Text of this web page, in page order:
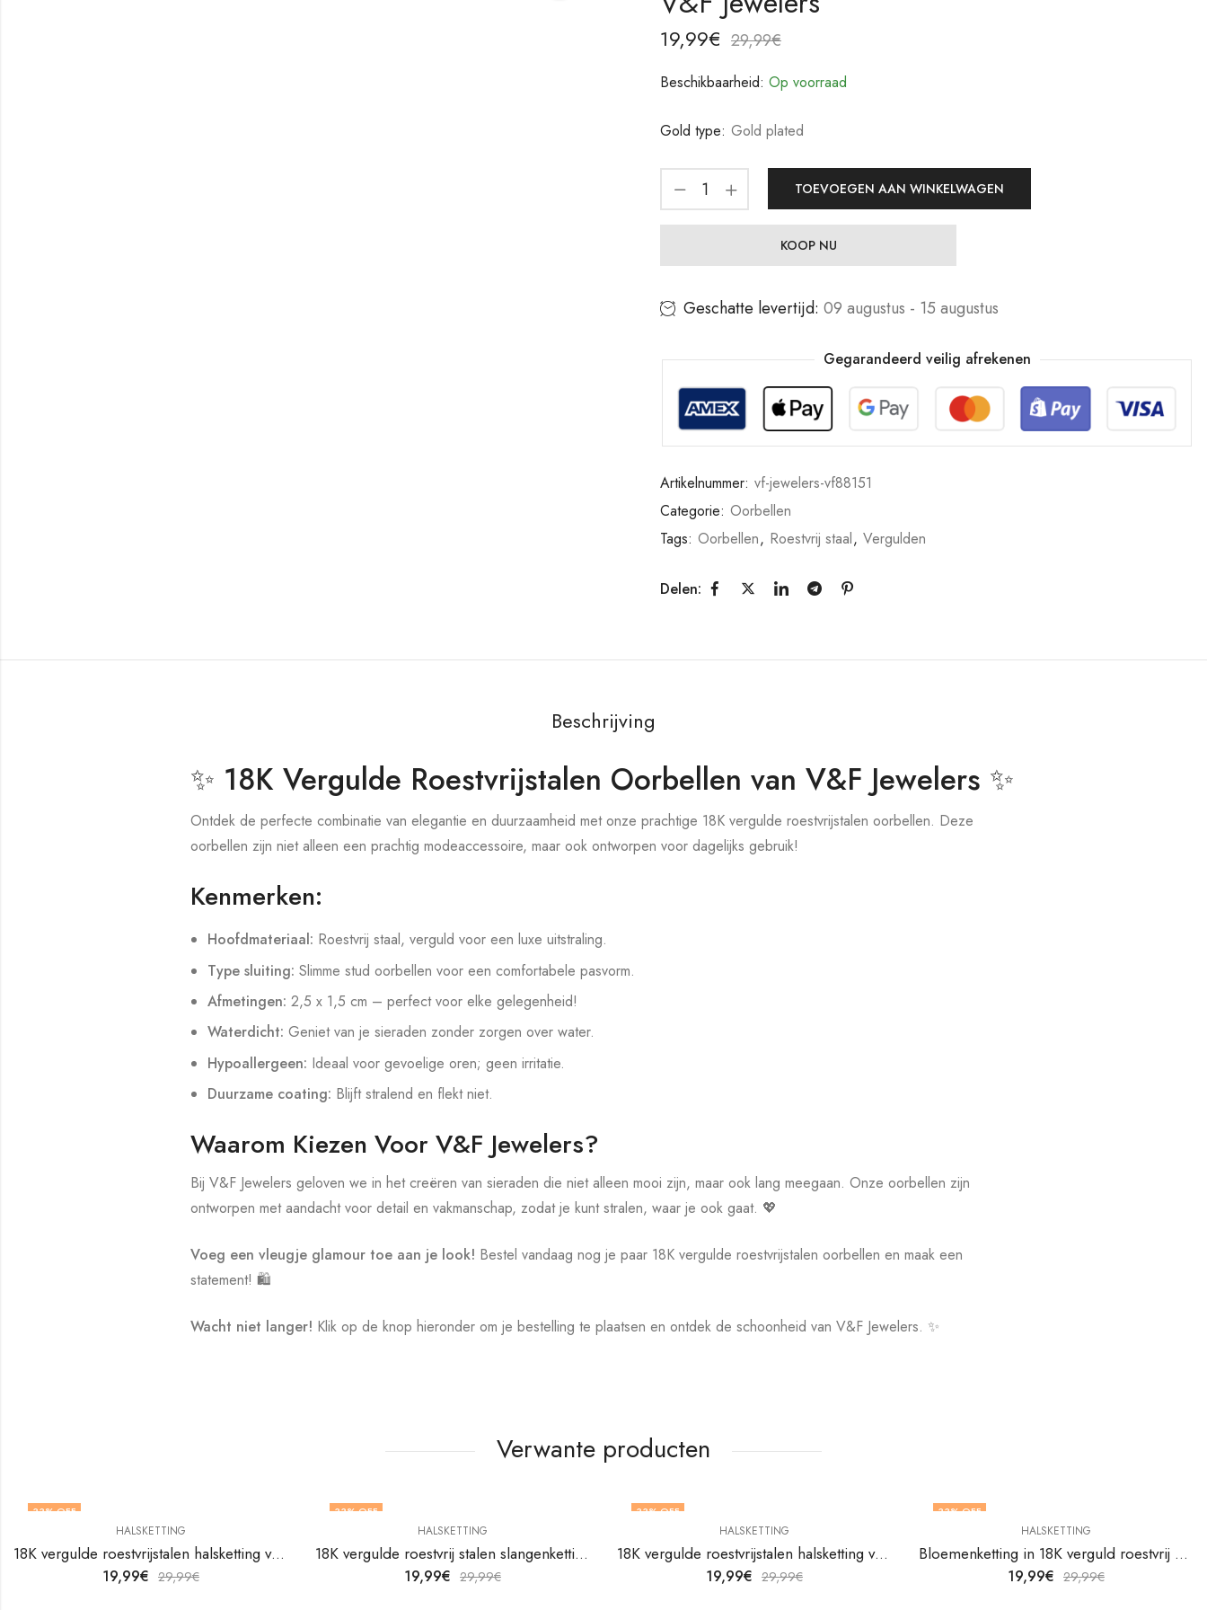
19,99€ 29,99€
Beschikbaarheid: Op voorraad
Gold type: Gold plated
TOEVOEGEN AAN WINKELWAGEN
KOOP NU
Geschatte levertijd: 09 augustus - 15 augustus
Gegarandeerd veilig afrekenen
Artikelnummer: vf-jewelers-vf88151
Categorie: Oorbellen
Tags: Oorbellen, Roestvrij staal, Vergulden
Delen:
Beschrijving
✨ 18K Vergulde Roestvrijstalen Oorbellen van V&F Jewelers ✨
Ontdek de perfecte combinatie van elegantie en duurzaamheid met onze prachtige 18K vergulde roestvrijstalen oorbellen. Deze
oorbellen zijn niet alleen een prachtig modeaccessoire, maar ook ontworpen voor dagelijks gebruik!
Kenmerken:
Hoofdmateriaal: Roestvrij staal, verguld voor een luxe uitstraling.
Type sluiting: Slimme stud oorbellen voor een comfortabele pasvorm.
Afmetingen: 2,5 x 1,5 cm – perfect voor elke gelegenheid!
Waterdicht: Geniet van je sieraden zonder zorgen over water.
Hypoallergeen: Ideaal voor gevoelige oren; geen irritatie.
Duurzame coating: Blijft stralend en flekt niet.
Waarom Kiezen Voor V&F Jewelers?
Bij V&F Jewelers geloven we in het creëren van sieraden die niet alleen mooi zijn, maar ook lang meegaan. Onze oorbellen zijn
ontworpen met aandacht voor detail en vakmanschap, zodat je kunt stralen, waar je ook gaat. 💖
Voeg een vleugje glamour toe aan je look! Bestel vandaag nog je paar 18K vergulde roestvrijstalen oorbellen en maak een
statement! 🛍️
Wacht niet langer! Klik op de knop hieronder om je bestelling te plaatsen en ontdek de schoonheid van V&F Jewelers. ✨
Verwante producten
33% OFF
HALSKETTING
18K vergulde roestvrijstalen halsketting van V&F Juweliers
19,99€ 29,99€
33% OFF
HALSKETTING
18K vergulde roestvrij stalen slangenketting van V&F Juweliers
19,99€ 29,99€
33% OFF
HALSKETTING
18K vergulde roestvrijstalen halsketting van V&F Juweliers
19,99€ 29,99€
33% OFF
HALSKETTING
Bloemenketting in 18K verguld roestvrij staal van V&F Juweliers
19,99€ 29,99€